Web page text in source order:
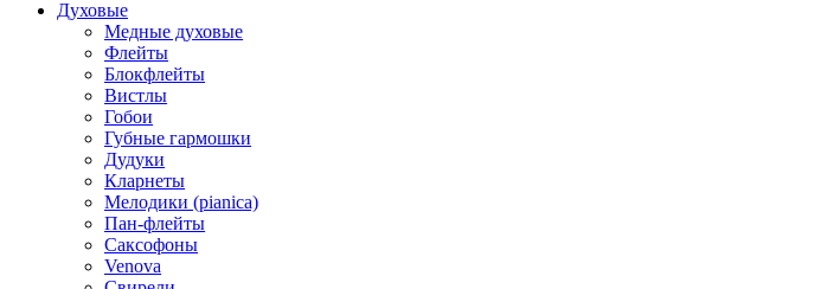
Духовые
Медные духовые
Флейты
Блокфлейты
Вистлы
Гобои
Губные гармошки
Дудуки
Кларнеты
Мелодики (pianica)
Пан-флейты
Саксофоны
Venova